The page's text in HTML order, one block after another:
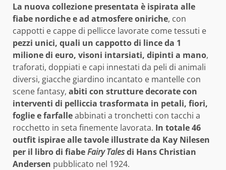
La nuova collezione presentata è ispirata alle
fiabe nordiche e ad atmosfere oniriche, con
cappotti e cappe di pellicce lavorate come tessuti e
pezzi unici, quali un cappotto di lince da 1
milione di euro, visoni intarsiati, dipinti a mano,
traforati, doppiati e capi innestati da peli di animali
diversi, giacche giardino incantato e mantelle con
scene fantasy, abiti con strutture decorate con
interventi di pelliccia trasformata in petali, fiori,
foglie e farfalleabbinati a tronchetti con tacchi a
rocchetto in seta finemente lavorata. In totale 46
outfit ispirae alle tavole illustrate da Kay Nilesen
per il libro di fiabeFairy Talesdi Hans Christian
Andersen pubblicato nel 1924.